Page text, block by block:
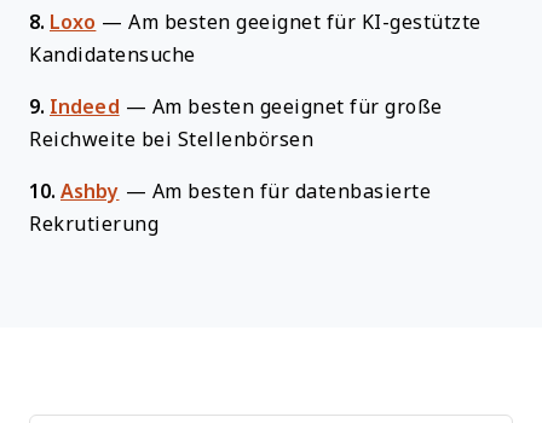
8. Loxo —Am besten geeignet für KI-gestützte
Kandidatensuche
9. Indeed — Am besten geeignet für große
Reichweite bei Stellenbörsen
10. Ashby — Am besten für datenbasierte
Rekrutierung